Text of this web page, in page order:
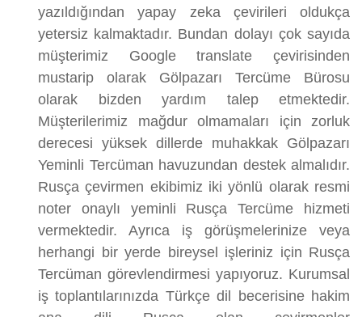
yazıldığından yapay zeka çevirileri oldukça
yetersiz kalmaktadır. Bundan dolayı çok sayıda
müşterimiz Google translate çevirisinden
mustarip olarak Gölpazarı Tercüme Bürosu
olarak bizden yardım talep etmektedir.
Müşterilerimiz mağdur olmamaları için zorluk
derecesi yüksek dillerde muhakkak Gölpazarı
Yeminli Tercüman havuzundan destek almalıdır.
Rusça çevirmen ekibimiz iki yönlü olarak resmi
noter onaylı yeminli Rusça Tercüme hizmeti
vermektedir. Ayrıca iş görüşmelerinize veya
herhangi bir yerde bireysel işleriniz için Rusça
Tercüman görevlendirmesi yapıyoruz. Kurumsal
iş toplantılarınızda Türkçe dil becerisine hakim